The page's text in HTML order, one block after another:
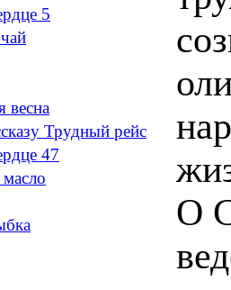
5
весна
Трудный рейс
47
О